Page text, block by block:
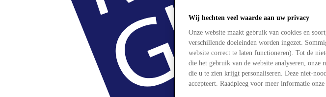
Wij hechten veel waarde aan uw privacy
Onze website maakt gebruik van cookies en
verschillende doeleinden worden ingezet.
website correct te laten functioneren). Tot de
die het gebruik van de website analyseren, onze
die u te zien krijgt personaliseren. Deze niet-
accepteert. Raadpleeg voor meer informatie onze